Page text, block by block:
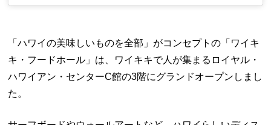
「ハワイの美味しいものを全部」がコンセプトの「ワイキ
キ・フードホール」は、ワイキキで人が集まるロイヤル・
ハワイアン・センターC館の3階にグランドオープンしまし
た。